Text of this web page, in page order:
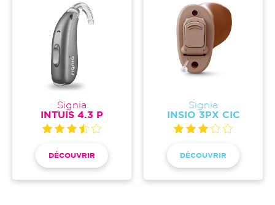
Signia
INTUIS 4.3 P
DÉCOUVRIR
Signia
INSIO 3PX CIC
DÉCOUVRIR